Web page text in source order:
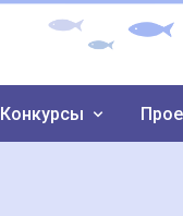
Конкурсы